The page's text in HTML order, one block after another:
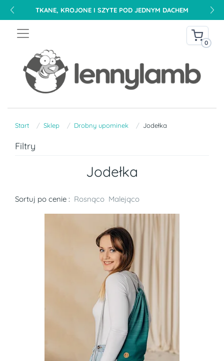
TKANE, KROJONE I SZYTE POD JEDNYM DACHEM
0
Start Sklep Drobny upominek Jodełka
Filtry
Jodełka
Sortuj po cenie : Rosnąco Malejąco